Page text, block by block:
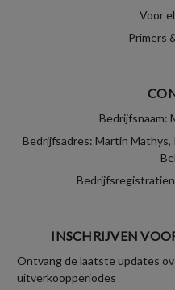
Voor
Primers
Bedrijfsnaam:
Bedrijfsadres: Martin
INSCHRIJVEN
Ontvang de laatste updates
uitverkoopperiodes